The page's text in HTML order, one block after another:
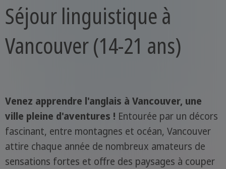
Séjour linguistique à
Vancouver (14-21 ans)
Venez apprendre l'anglais à Vancouver, une
ville pleine d'aventures ! Entourée par un décors
fascinant, entre montagnes et océan, Vancouver
attire chaque année de nombreux amateurs de
sensations fortes et offre des paysages à couper